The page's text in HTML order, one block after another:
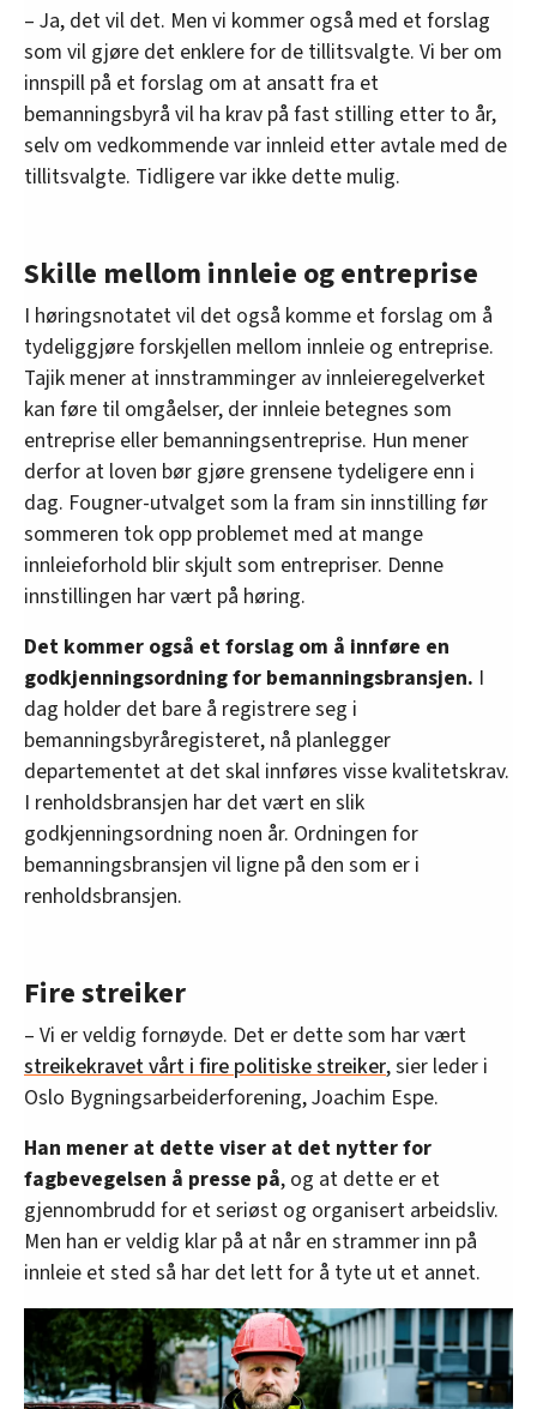
– Ja, det vil det. Men vi kommer også med et forslag
som vil gjøre det enklere for de tillitsvalgte. Vi ber om
innspill på et forslag om at ansatt fra et
bemanningsbyrå vil ha krav på fast stilling etter to år,
selv om vedkommende var innleid etter avtale med de
tillitsvalgte. Tidligere var ikke dette mulig.
Skille mellom innleie og entreprise
I høringsnotatet vil det også komme et forslag om å
tydeliggjøre forskjellen mellom innleie og entreprise.
Tajik mener at innstramminger av innleieregelverket
kan føre til omgåelser, der innleie betegnes som
entreprise eller bemanningsentreprise. Hun mener
derfor at loven bør gjøre grensene tydeligere enn i
dag. Fougner-utvalget som la fram sin innstilling før
sommeren tok opp problemet med at mange
innleieforhold blir skjult som entrepriser. Denne
innstillingen har vært på høring.
Det kommer også et forslag om å innføre en
godkjenningsordning for bemanningsbransjen. I
dag holder det bare å registrere seg i
bemanningsbyråregisteret, nå planlegger
departementet at det skal innføres visse kvalitetskrav.
I renholdsbransjen har det vært en slik
godkjenningsordning noen år. Ordningen for
bemanningsbransjen vil ligne på den som er i
renholdsbransjen.
Fire streiker
– Vi er veldig fornøyde. Det er dette som har vært
streikekravet vårt i fire politiske streiker, sier leder i
Oslo Bygningsarbeiderforening, Joachim Espe.
Han mener at dette viser at det nytter for
fagbevegelsen å presse på, og at dette er et
gjennombrudd for et seriøst og organisert arbeidsliv.
Men han er veldig klar på at når en strammer inn på
innleie et sted så har det lett for å tyte ut et annet.